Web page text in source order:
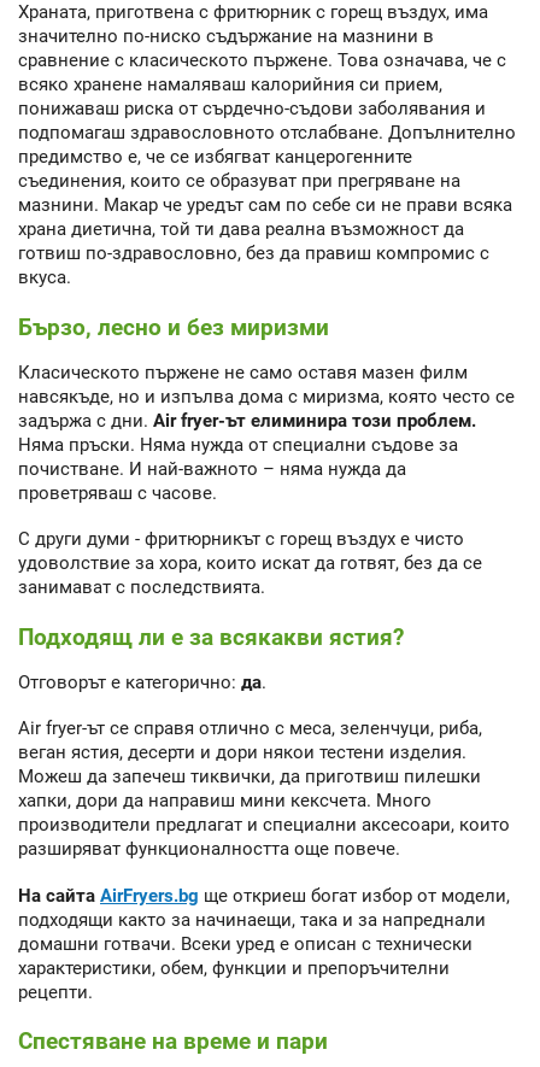
Храната, приготвена с фритюрник с горещ въздух, има
значително по-ниско съдържание на мазнини в
сравнение с класическото пържене. Това означава, че с
всяко хранене намаляваш калорийния си прием,
понижаваш риска от сърдечно-съдови заболявания и
подпомагаш здравословното отслабване. Допълнително
предимство е, че се избягват канцерогенните
съединения, които се образуват при прегряване на
мазнини. Макар че уредът сам по себе си не прави всяка
храна диетична, той ти дава реална възможност да
готвиш по-здравословно, без да правиш компромис с
вкуса.
Бързо, лесно и без миризми
Класическото пържене не само оставя мазен филм
навсякъде, но и изпълва дома с миризма, която често се
задържа с дни. Air fryer-ът елиминира този проблем.
Няма пръски. Няма нужда от специални съдове за
почистване. И най-важното – няма нужда да
проветряваш с часове.
С други думи - фритюрникът с горещ въздух е чисто
удоволствие за хора, които искат да готвят, без да се
занимават с последствията.
Подходящ ли е за всякакви ястия?
Отговорът е категорично: да.
Air fryer-ът се справя отлично с меса, зеленчуци, риба,
веган ястия, десерти и дори някои тестени изделия.
Можеш да запечеш тиквички, да приготвиш пилешки
хапки, дори да направиш мини кексчета. Много
производители предлагат и специални аксесоари, които
разширяват функционалността още повече.
На сайта AirFryers.bg ще откриеш богат избор от модели,
подходящи както за начинаещи, така и за напреднали
домашни готвачи. Всеки уред е описан с технически
характеристики, обем, функции и препоръчителни
рецепти.
Спестяване на време и пари